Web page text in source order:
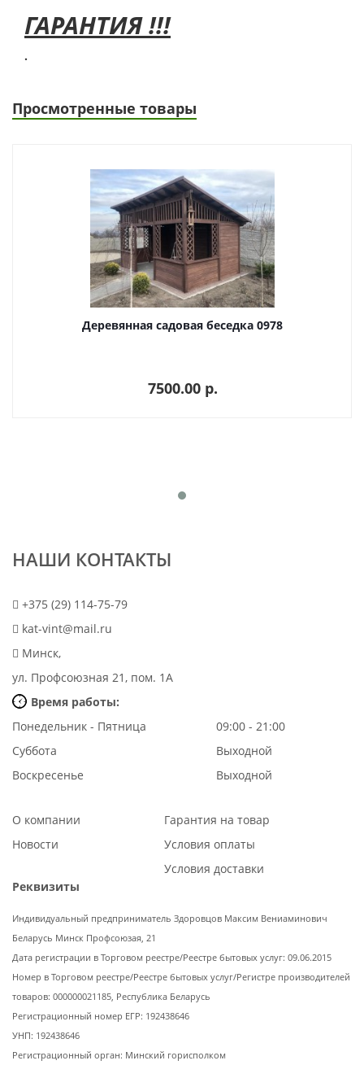
ГАРАНТИЯ !!!
.
Просмотренные товары
Деревянная садовая беседка 0978
7500.00 p.
НАШИ КОНТАКТЫ
+375 (29) 114-75-79
kat-vint@mail.ru
Минск,
ул. Профсоюзная 21, пом. 1А
Время работы:
Понедельник - Пятница
09:00 - 21:00
Суббота
Выходной
Воскресенье
Выходной
О компании
Новости
Гарантия на товар
Условия оплаты
Условия доставки
Реквизиты
Индивидуальный предприниматель Здоровцов Максим Вениаминович
Беларусь Минск Профсоюзая, 21
Дата регистрации в Торговом реестре/Реестре бытовых услуг: 09.06.2015
Номер в Торговом реестре/Реестре бытовых услуг/Регистре производителей
товаров: 000000021185, Республика Беларусь
Регистрационный номер ЕГР: 192438646
УНП: 192438646
Регистрационный орган: Минский горисполком